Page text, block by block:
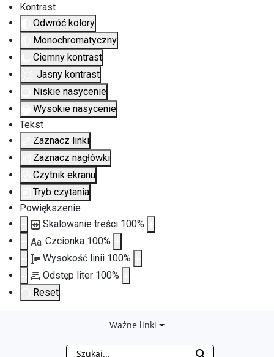
Kontrast
Odwróć kolory
Monochromatyczny
Ciemny kontrast
Jasny kontrast
Niskie nasycenie
Wysokie nasycenie
Tekst
Zaznacz linki
Zaznacz nagłówki
Czytnik ekranu
Tryb czytania
Powiększenie
Skalowanie treści 100%
Aa Czcionka 100%
Wysokość linii 100%
Odstęp liter 100%
Reset
Ważne linki
Szukaj